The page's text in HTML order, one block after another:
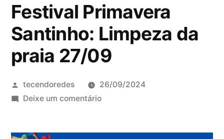
Festival Primavera
Santinho: Limpeza da
praia 27/09
Publicado
por
tecendoredes
26/09/2024
Deixe um comentárioem